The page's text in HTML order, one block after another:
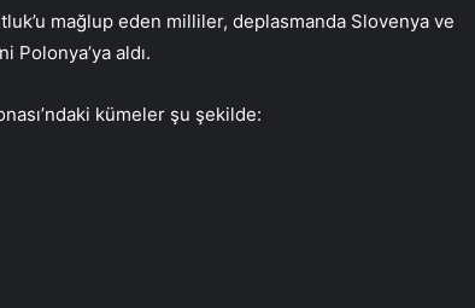
mağlup eden milliler, deplasmanda Slovenya ve
Polonya’ya aldı.
kümeler şu şekilde: